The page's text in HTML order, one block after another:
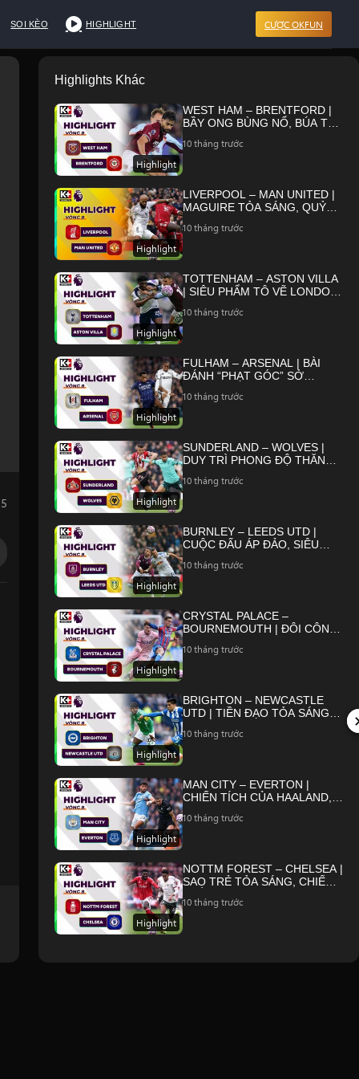
SOI KÈO HIGHLIGHT CƯỢC OKFUN
Highlights Khác
Highlight
WEST HAM – BRENTFORD |
BẦY ONG BÙNG NỔ, BÚA TẠ
| NGOẠI HẠNG ANH 25/26
10 tháng trước
Highlight
LIVERPOOL – MAN UNITED |
MAGUIRE TỎA SÁNG, QUỶ
ANFIELD | NGOẠI HẠNG ANH
10 tháng trước
Highlight
TOTTENHAM – ASTON VILLA
| SIÊU PHẨM TÔ VẼ LONDON,
SÁNG | NGOẠI HẠNG ANH
10 tháng trước
Highlight
FULHAM – ARSENAL | BÀI
ĐÁNH “PHẠT GÓC” SỞ
CHẮC NGÔI ĐẦU | NGOẠI
10 tháng trước
Highlight
SUNDERLAND – WOLVES |
DUY TRÌ PHONG ĐỘ THĂNG
NGOẠI HẠNG ANH 25/26
10 tháng trước
Highlight
BURNLEY – LEEDS UTD |
CUỘC ĐẤU ÁP ĐẢO, SIÊU
NGOẠI HẠNG ANH 25/26
10 tháng trước
Highlight
CRYSTAL PALACE –
BOURNEMOUTH | ĐÔI CÔNG
GIÂY CUỐI | NGOẠI HẠNG
10 tháng trước
Highlight
BRIGHTON – NEWCASTLE
UTD | TIỀN ĐẠO TỎA SÁNG,
NHOÁNG | NGOẠI HẠNG ANH
10 tháng trước
Highlight
MAN CITY – EVERTON |
CHIẾN TÍCH CỦA HAALAND,
THẮNG | NGOẠI HẠNG ANH
10 tháng trước
Highlight
NOTTM FOREST – CHELSEA |
SAO TRẺ TỎA SÁNG, CHIẾN
NGOẠI HẠNG ANH 25/26
10 tháng trước